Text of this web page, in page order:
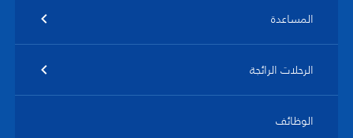
المساعدة
الرحلات الرائجة
الوظائف